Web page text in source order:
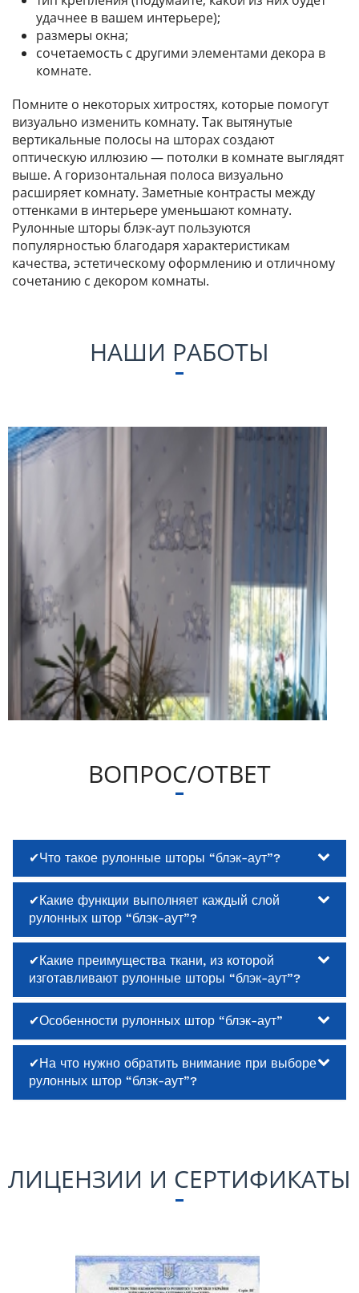
удачнее в вашем интерьере);
размеры окна;
сочетаемость с другими элементами декора в
комнате.
Помните о некоторых хитростях, которые помогут
визуально изменить комнату. Так вытянутые
вертикальные полосы на шторах создают
оптическую иллюзию — потолки в комнате выглядят
выше. А горизонтальная полоса визуально
расширяет комнату. Заметные контрасты между
оттенками в интерьере уменьшают комнату.
Рулонные шторы блэк-аут пользуются
популярностью благодаря характеристикам
качества, эстетическому оформлению и отличному
сочетанию с декором комнаты.
НАШИ РАБОТЫ
ВОПРОС/ОТВЕТ
✔Что такое рулонные шторы “блэк-аут”?
✔Какие функции выполняет каждый слой
рулонных штор “блэк-аут”?
✔Какие преимущества ткани, из которой
изготавливают рулонные шторы “блэк-аут”?
✔Особенности рулонных штор “блэк-аут”
✔На что нужно обратить внимание при выборе
рулонных штор “блэк-аут”?
ЛИЦЕНЗИИ И СЕРТИФИКАТЫ